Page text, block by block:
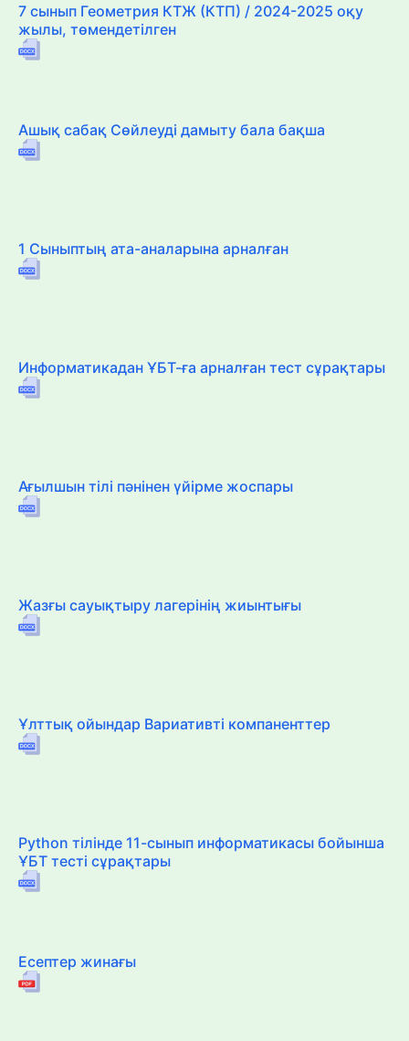
7 сынып Геометрия КТЖ (КТП) / 2024-2025 оқу
жылы, төмендетілген
Ашық сабақ Сөйлеуді дамыту бала бақша
1 Сыныптың ата-аналарына арналған
Информатикадан ҰБТ-ға арналған тест сұрақтары
Ағылшын тілі пәнінен үйірме жоспары
Жазғы сауықтыру лагерінің жиынтығы
Ұлттық ойындар Вариативті компаненттер
Python тілінде 11-сынып информатикасы бойынша
ҰБТ тесті сұрақтары
Есептер жинағы